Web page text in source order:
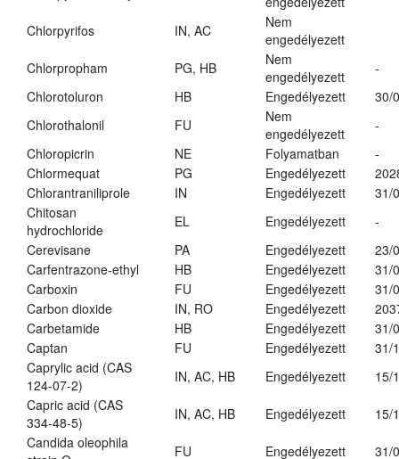
Chlorpyrifos
IN, AC
Nem
engedélyezett
Chlorpropham
PG, HB
Nem
engedélyezett
-
Chlorotoluron
HB Engedélyezett
30/
Chlorothalonil
FU
Nem
engedélyezett
-
Chloropicrin
NE Folyamatban
-
Chlormequat
PG Engedélyezett
Chlorantraniliprole
IN Engedélyezett
31/
Chitosan
hydrochloride
EL Engedélyezett
-
Cerevisane
PA Engedélyezett
23/
Carfentrazone-ethyl
HB Engedélyezett
31/
Carboxin
FU Engedélyezett
31/
Carbon dioxide
IN, RO Engedélyezett
Carbetamide
HB Engedélyezett
31/
Captan
FU Engedélyezett
31/
Caprylic acid (CAS
124-07-2)
IN, AC, HB Engedélyezett
15/
Capric acid (CAS
334-48-5)
IN, AC, HB Engedélyezett
15/
Candida oleophila
FU Engedélyezett
31/